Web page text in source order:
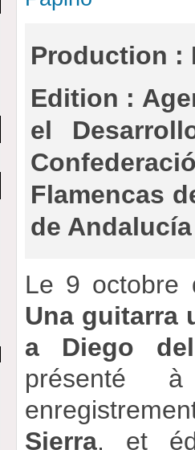
Production :
Edition :
el
Flamencas
de Andalucía
Le 9 octobre
Una guitarra
a Diego
présenté
Sierra, et